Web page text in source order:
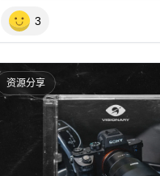
3
资源分享